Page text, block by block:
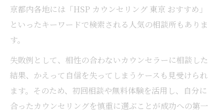
京都内各地には「HSP カウンセリング 東京 おすすめ」
といったキーワードで検索される人気の相談所もありま
す。
失敗例として、相性の合わないカウンセラーに相談した
結果、かえって自信を失ってしまうケースも見受けられ
ます。そのため、初回相談や無料体験を活用し、自分に
合ったカウンセリングを慎重に選ぶことが成功への第一